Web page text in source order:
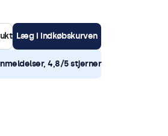
Læg i indkøbskurven
4,8/5 stjerner